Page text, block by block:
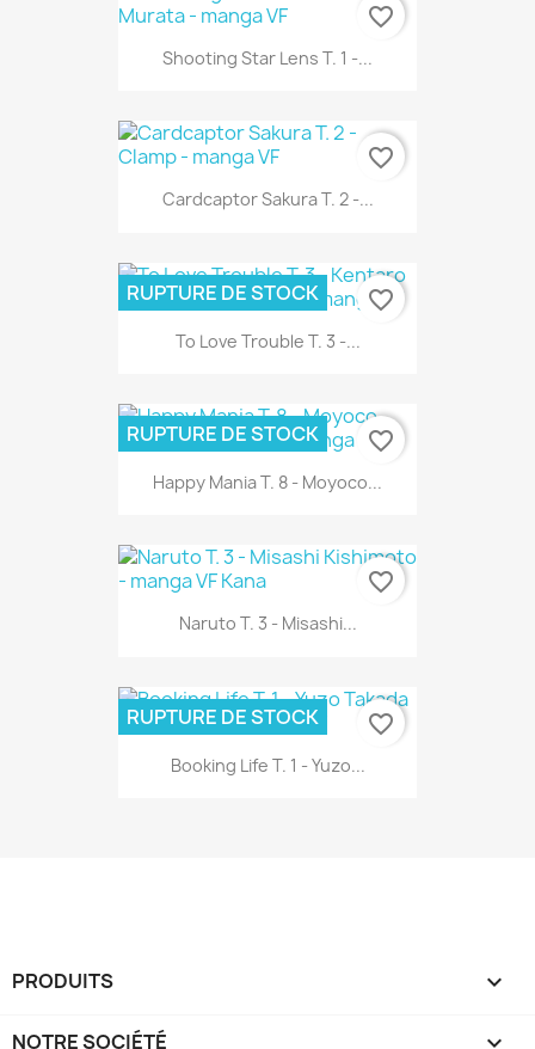
Shooting Star Lens T. 1 -...
favorite_border
Cardcaptor Sakura T. 2 -...
favorite_border
To Love Trouble T. 3 -...
RUPTURE DE STOCK favorite_border
Happy Mania T. 8 - Moyoco...
RUPTURE DE STOCK favorite_border
Naruto T. 3 - Misashi...
favorite_border
Booking Life T. 1 - Yuzo...
RUPTURE DE STOCK favorite_border
PRODUITS 
NOTRE SOCIÉTÉ 